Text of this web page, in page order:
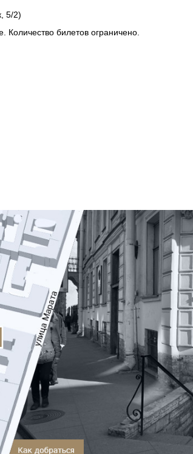
5/2)
Количество билетов ограничено.